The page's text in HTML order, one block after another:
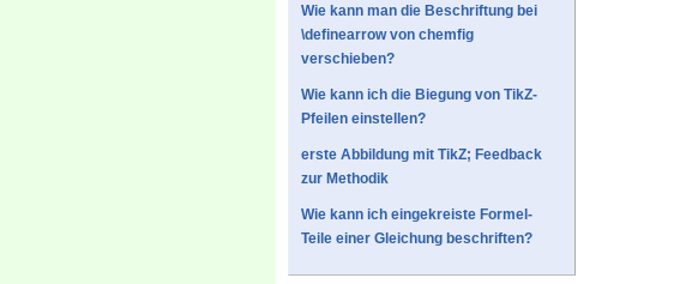
Wie kann man die Beschriftung bei
\definearrow von chemfig
verschieben?
Wie kann ich die Biegung von TikZ-
Pfeilen einstellen?
erste Abbildung mit TikZ; Feedback
zur Methodik
Wie kann ich eingekreiste Formel-
Teile einer Gleichung beschriften?